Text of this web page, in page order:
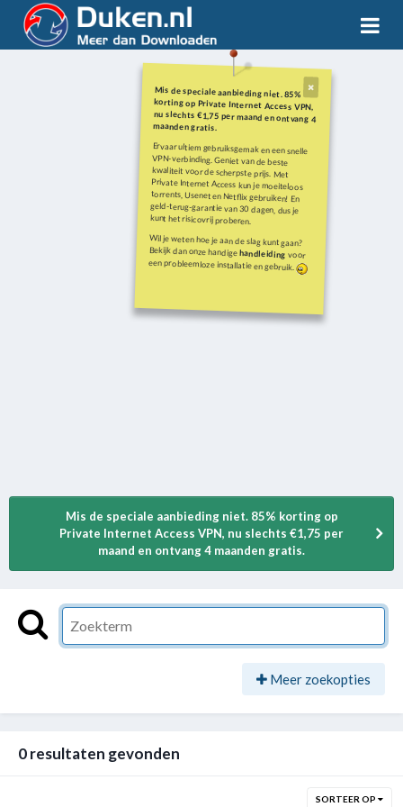
Mis de speciale aanbieding niet. 85%
korting op Private Internet Access VPN,
nu slechts €1,75 per maand en ontvang 4
maanden gratis.
Ervaar ultiem gebruiksgemak en een snelle
VPN-verbinding. Geniet van de beste
kwaliteit voor de scherpste prijs. Met
Private Internet Access kun je moeiteloos
torrents, Usenet en Netflix gebruiken! En
geld-terug-garantie van 30 dagen, dus je
kunt het risicovrij proberen.
Wil je weten hoe je aan de slag kunt gaan?
Bekijk dan onze handigehandleiding voor
een probleemloze installatie en gebruik.
Mis de speciale aanbieding niet. 85% korting op
Private Internet Access VPN, nu slechts €1,75 per
maand en ontvang 4 maanden gratis.
Meer zoekopties
0 resultaten gevonden
SORTEER OP